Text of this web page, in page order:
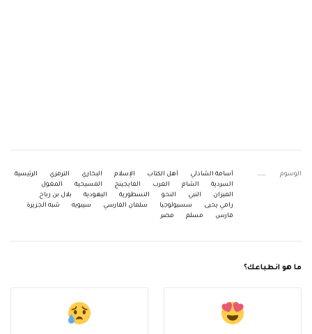
الوسوم أسامة الشاذلي أهل الكتاب الإسلام البخاري الترمزي
الرئيسية
السردية
الشام العرب الفايجينج المسيحية
المغول
الميزان
النبي النحو النسطورية اليهودية
بلال بن رباح
رامي يحيى
سسيولوجيا سلمان الفارسي سيبويه
شبه الجزيرة
فارس
مسلم مصر
ما هو انطباعك؟